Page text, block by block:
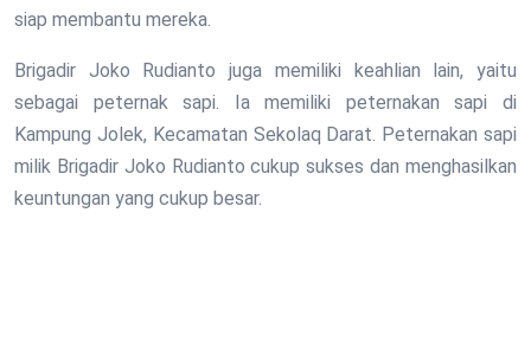
siap membantu mereka.
Brigadir Joko Rudianto juga memiliki keahlian lain, yaitu
sebagai peternak sapi. Ia memiliki peternakan sapi di
Kampung Jolek, Kecamatan Sekolaq Darat. Peternakan sapi
milik Brigadir Joko Rudianto cukup sukses dan menghasilkan
keuntungan yang cukup besar.